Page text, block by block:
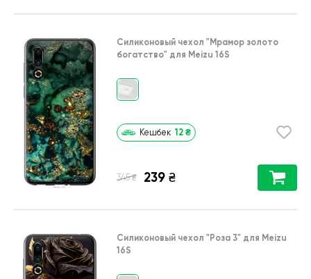
Силиконовый чехол "Мрамор золото
богатство" для Meizu 16S
Кешбек 12 ₴
345 ₴ 239 ₴
Силиконовый чехол "Роза 3" для Meizu
16S